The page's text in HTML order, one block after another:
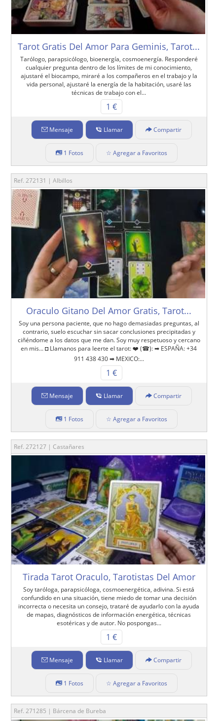
Tarot Gratis Del Amor Para Geminis, Tarot...
Tarólogo, parapsicólogo, bioenergía, cosmoenergía. Responderé
cualquier pregunta dentro de los límites de mi conocimiento,
ajustaré el biocampo, miraré a los compañeros en el trabajo y la
vida personal, ajustaré la energía de la habitación, usaré las
técnicas de trabajo con el...
1 €
Mensaje Llamar Compartir
1 Fotos ☆ Agregar a Favoritos
Ref. 272131 | Albillos
Oraculo Gitano Del Amor Gratis, Tarot...
Soy una persona paciente, que no hago demasiadas preguntas, al
contrario, suelo escuchar sin sacar conclusiones precipitadas y
ciñéndome a los datos que me dan. Soy muy respetuoso y cercano
en mis... ◘ Llamanos para leerte el tarot: ❤️ (☎): ➡ ESPAÑA: +34
911 438 430 ➡ MEXICO:...
1 €
Mensaje Llamar Compartir
1 Fotos ☆ Agregar a Favoritos
Ref. 272127 | Castañares
Tirada Tarot Oraculo, Tarotistas Del Amor
Soy taróloga, parapsicóloga, cosmoenergética, adivina. Si está
confundido en una situación, tiene miedo de tomar una decisión
incorrecta o necesita un consejo, trataré de ayudarlo con la ayuda
de mapas, diagnósticos de información energética, técnicas
esotéricas y de autor. No pospongas...
1 €
Mensaje Llamar Compartir
1 Fotos ☆ Agregar a Favoritos
Ref. 271285 | Bárcena de Bureba